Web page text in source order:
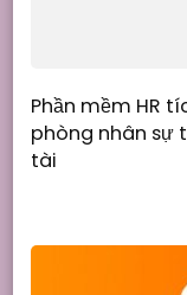
Phần mềm HR
phòng nhân sự
tài